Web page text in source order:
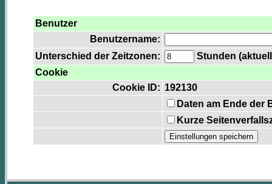
Benutzer
Benutzername:
Unterschied der Zeitzonen:
Stunden
Cookie
Cookie ID: 192130
Daten am Ende der
Kurze